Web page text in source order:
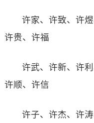
许家、许致、许
许贵、许福
许武、许新、许
许顺、许信
许子、许杰、许